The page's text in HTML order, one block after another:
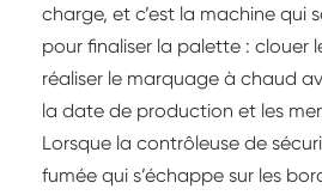
charge, et c’est la machine qui
pour finaliser la palette : clouer
réaliser le marquage à chaud
la date de production et les
Lorsque la contrôleuse de
fumée qui s’échappe sur les